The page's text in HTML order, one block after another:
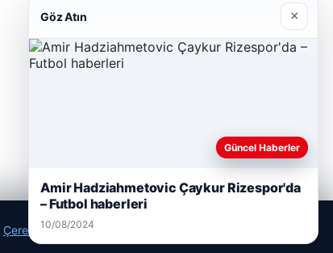
Çerez Politikamız
Göz Atın ×
Güncel Haberler
Amir Hadziahmetovic Çaykur Rizespor'da
– Futbol haberleri
10/08/2024